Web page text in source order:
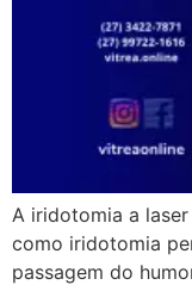
A iridotomia a laser
como iridotomia
passagem do